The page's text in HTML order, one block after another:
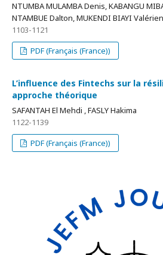
NTUMBA MULAMBA Denis, KABANGU
NTAMBUE Dalton, MUKENDI BIAYI Valérien
1103-1121
PDF (Français (France))
L’influence des Fintechs sur la
approche théorique
SAFANTAH El Mehdi , FASLY Hakima
1122-1139
PDF (Français (France))